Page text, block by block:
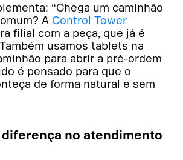
“Chega um caminhão
A Control Tower
filial com a peça, que já é
usamos tablets na
para abrir a pré-ordem
é pensado para que o
de forma natural e sem
diferença no atendimento